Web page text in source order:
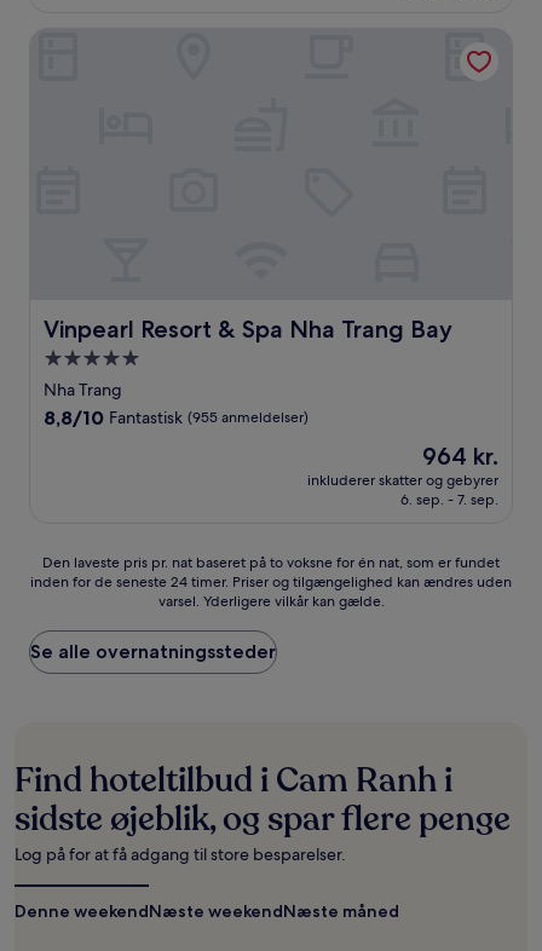
anmeldelser)
Vinpearl Resort & Spa Nha Trang Bay
Vinpearl Resort & Spa Nha Trang Bay
5.0-
stjernet
overnatningssted
Nha Trang
8.8
8,8/10 Fantastisk (955 anmeldelser)
Prisen
er
964 kr.
964 kr.
inkluderer skatter og gebyrer
6. sep. - 7. sep.
Den
laveste
pr.
nat
baseret
én
nat,
som
fundet
inden
for
Den laveste pris pr. nat baseret på to voksne for én nat, som er fundet
inden for de seneste 24 timer. Priser og tilgængelighed kan ændres uden
varsel. Yderligere vilkår kan gælde.
Se alle overnatningssteder
Find hoteltilbud i Cam Ranh i
sidste øjeblik, og spar flere penge
Log på for at få adgang til store besparelser.
Denne weekendNæste weekendNæste måned